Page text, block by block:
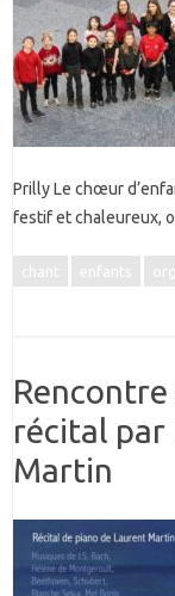
Prilly Le chœur
festif et chaleureux,
chant enfants
Rencontre
récital par
Martin